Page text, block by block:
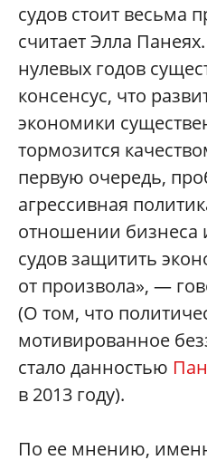
судов стоит весьма
считает Элла
нулевых годов
консенсус, что
экономики
тормозится
первую очередь,
агрессивная
отношении бизнеса
судов защитить
от произвола», —
(О том, что
мотивированное
стало данностью
в 2013 году).
По ее мнению,